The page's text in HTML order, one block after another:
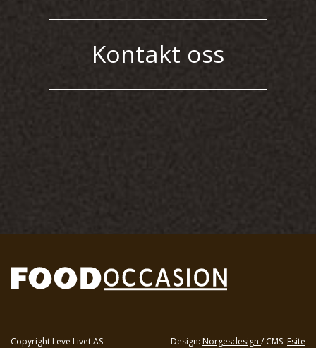
Kontakt oss
Copyright Leve Livet AS Design: Norgesdesign / CMS: Esite